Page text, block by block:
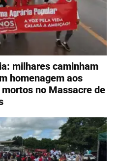
milhares caminham
homenagem aos
no Massacre de